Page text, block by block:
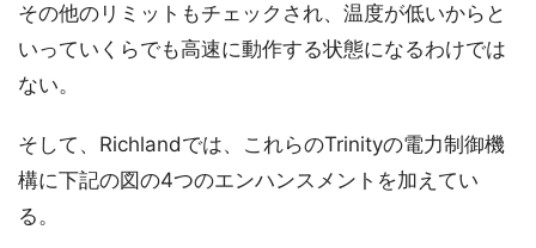
その他のリミットもチェックされ、温度が低いからと
いっていくらでも高速に動作する状態になるわけでは
ない。
そして、Richlandでは、これらのTrinityの電力制御機
構に下記の図の4つのエンハンスメントを加えてい
る。